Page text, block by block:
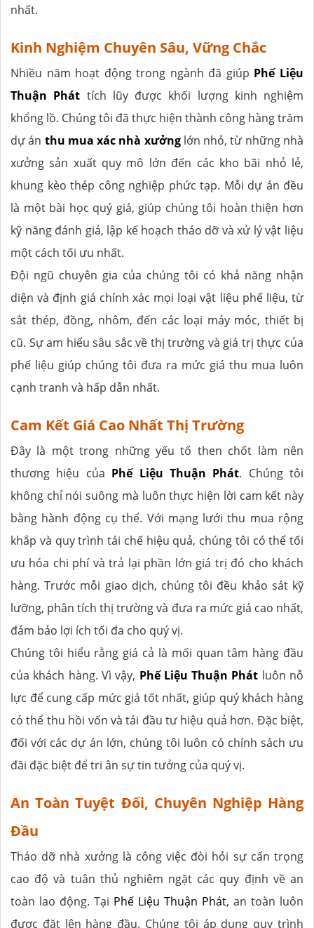
nhất.
Kinh Nghiệm Chuyên Sâu, Vững Chắc
Nhiều năm hoạt động trong ngành đã giúp Phế Liệu
Thuận Phát tích lũy được khối lượng kinh nghiệm
khổng lồ. Chúng tôi đã thực hiện thành công hàng trăm
dự án thu mua xác nhà xưởnglớn nhỏ, từ những nhà
xưởng sản xuất quy mô lớn đến các kho bãi nhỏ lẻ,
khung kèo thép công nghiệp phức tạp. Mỗi dự án đều
là một bài học quý giá, giúp chúng tôi hoàn thiện hơn
kỹ năng đánh giá, lập kế hoạch tháo dỡ và xử lý vật liệu
một cách tối ưu nhất.
Đội ngũ chuyên gia của chúng tôi có khả năng nhận
diện và định giá chính xác mọi loại vật liệu phế liệu, từ
sắt thép, đồng, nhôm, đến các loại máy móc, thiết bị
cũ. Sự am hiểu sâu sắc về thị trường và giá trị thực của
phế liệu giúp chúng tôi đưa ra mức giá thu mua luôn
cạnh tranh và hấp dẫn nhất.
Cam Kết Giá Cao Nhất Thị Trường
Đây là một trong những yếu tố then chốt làm nên
thương hiệu của Phế Liệu Thuận Phát. Chúng tôi
không chỉ nói suông mà luôn thực hiện lời cam kết này
bằng hành động cụ thể. Với mạng lưới thu mua rộng
khắp và quy trình tái chế hiệu quả, chúng tôi có thể tối
ưu hóa chi phí và trả lại phần lớn giá trị đó cho khách
hàng. Trước mỗi giao dịch, chúng tôi đều khảo sát kỹ
lưỡng, phân tích thị trường và đưa ra mức giá cao nhất,
đảm bảo lợi ích tối đa cho quý vị.
Chúng tôi hiểu rằng giá cả là mối quan tâm hàng đầu
của khách hàng. Vì vậy, Phế Liệu Thuận Phát luôn nỗ
lực để cung cấp mức giá tốt nhất, giúp quý khách hàng
có thể thu hồi vốn và tái đầu tư hiệu quả hơn. Đặc biệt,
đối với các dự án lớn, chúng tôi luôn có chính sách ưu
đãi đặc biệt để tri ân sự tin tưởng của quý vị.
An Toàn Tuyệt Đối, Chuyên Nghiệp Hàng
Đầu
Tháo dỡ nhà xưởng là công việc đòi hỏi sự cẩn trọng
cao độ và tuân thủ nghiêm ngặt các quy định về an
toàn lao động. Tại Phế Liệu Thuận Phát, an toàn luôn
được đặt lên hàng đầu. Chúng tôi áp dụng quy trình